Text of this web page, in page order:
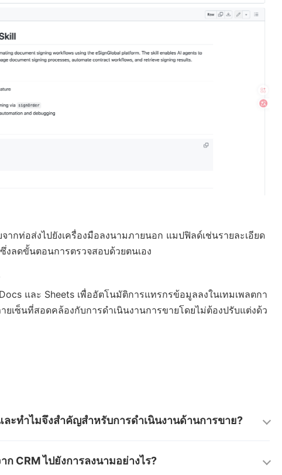
ท่อส่งไปยังเครื่องมือลงนามภายนอก แมปฟิลด์เช่นรายละเอียด
งลดขั้นตอนการตรวจสอบด้วยตนเอง
และ Sheets เพื่ออัตโนมัติการแทรกรข้อมูลลงในเทมเพลตกา
ยเซ็นที่สอดคล้องกับการดำเนินงานการขายโดยไม่ต้องปรับแต่งด้ว
ะทำไมจึงสำคัญสำหรับการดำเนินงานด้านการขาย?
CRM ไปยังการลงนามอย่างไร?